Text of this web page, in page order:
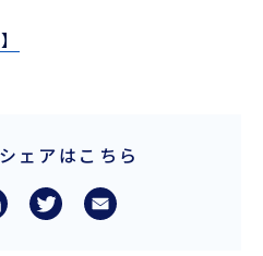
ェアはこちら